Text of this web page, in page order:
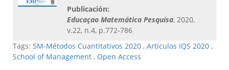
Publicación:
Educaçao Matemática Pesquisa, 2020,
v.22, n.4, p.772-786
Tags: SM-Métodos Cuantitativos 2020 , Artículos IQS 2020 ,
School of Management , Open Access